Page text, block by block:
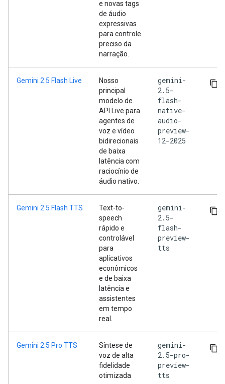
e novas tags
de áudio
expressivas
para controle
preciso da
narração.
Gemini 2.5 Flash Live
Nosso
principal
modelo de
API Live para
agentes de
voz e vídeo
bidirecionais
de baixa
latência com
raciocínio de
áudio nativo.
gemini-
2.5-
flash-
native-
audio-
preview-
12-2025
Gemini 2.5 Flash TTS
Text-to-
speech
rápido e
controlável
para
aplicativos
econômicos
e de baixa
latência e
assistentes
em tempo
real.
gemini-
2.5-
flash-
preview-
tts
Gemini 2.5 Pro TTS
Síntese de
voz de alta
fidelidade
otimizada
gemini-
2.5-pro-
preview-
tts